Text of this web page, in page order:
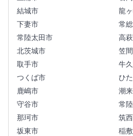
結城市
龍
下妻市
常
常陸太田市
高
北茨城市
笠
取手市
牛
つくば市
ひ
鹿嶋市
潮
守谷市
常
那珂市
筑
坂東市
稲